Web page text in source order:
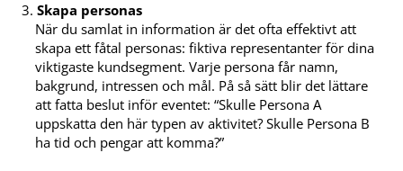
Skapa personas
När du samlat in information är det ofta effektivt att
skapa ett fåtal personas: fiktiva representanter för dina
viktigaste kundsegment. Varje persona får namn,
bakgrund, intressen och mål. På så sätt blir det lättare
att fatta beslut inför eventet: “Skulle Persona A
uppskatta den här typen av aktivitet? Skulle Persona B
ha tid och pengar att komma?”